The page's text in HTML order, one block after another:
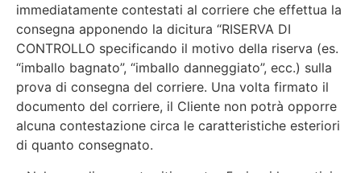
immediatamente contestati al corriere che effettua la
consegna apponendo la dicitura “RISERVA DI
CONTROLLO specificando il motivo della riserva (es.
“imballo bagnato”, “imballo danneggiato”, ecc.) sulla
prova di consegna del corriere. Una volta firmato il
documento del corriere, il Cliente non potrà opporre
alcuna contestazione circa le caratteristiche esteriori
di quanto consegnato.